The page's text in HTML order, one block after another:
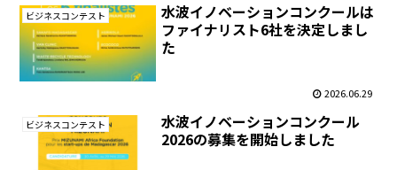
ビジネスコンテスト
水波イノベーションコンクールは
ファイナリスト6社を決定しまし
た
2026.06.29
ビジネスコンテスト
水波イノベーションコンクール
2026の募集を開始しました